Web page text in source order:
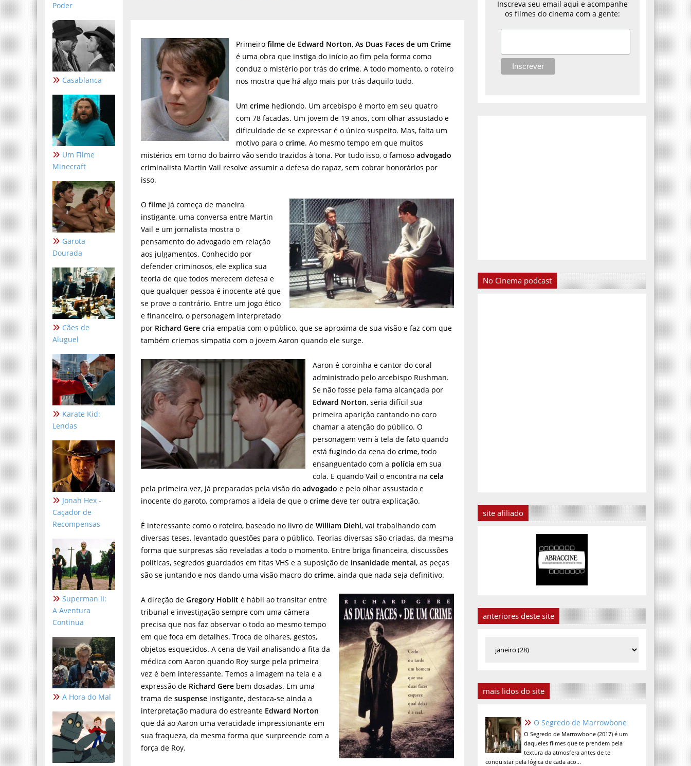
Poder
Casablanca
Um Filme
Minecraft
Garota
Dourada
Cães de
Aluguel
Karate Kid:
Lendas
Jonah Hex -
Caçador de
Recompensas
Superman II:
A Aventura
Continua
A Hora do Mal
Primeirofilme de Edward Norton,As Duas Faces de um Crime
é uma obra que instiga do início ao fim pela forma como
conduz o mistério por trás docrime. A todo momento, o roteiro
nos mostra que há algo mais por trás daquilo tudo.
Umcrime hediondo. Um arcebispo é morto em seu quatro
com 78 facadas. Um jovem de 19 anos, com olhar assustado e
dificuldade de se expressar é o único suspeito. Mas, falta um
motivo para ocrime. Ao mesmo tempo em que muitos
mistérios em torno do bairro vão sendo trazidos à tona. Por tudo isso, o famosoadvogado
criminalista Martin Vail resolve assumir a defesa do rapaz, sem cobrar honorários por
isso.
Ofilme já começa de maneira
instigante, uma conversa entre Martin
Vail e um jornalista mostra o
pensamento do advogado em relação
aos julgamentos. Conhecido por
defender criminosos, ele explica sua
teoria de que todos merecem defesa e
que qualquer pessoa é inocente até que
se prove o contrário. Entre um jogo ético
e financeiro, o personagem interpretado
por Richard Gere cria empatia com o público, que se aproxima de sua visão e faz com que
também criemos simpatia com o jovem Aaron quando ele surge.
Aaron é coroinha e cantor do coral
administrado pelo arcebispo Rushman.
Se não fosse pela fama alcançada por
Edward Norton, seria difícil sua
primeira aparição cantando no coro
chamar a atenção do público. O
personagem vem à tela de fato quando
está fugindo da cena docrime, todo
ensanguentado com a polícia em sua
cola. E quando Vail o encontra nacela
pela primeira vez, já preparados pela visão doadvogado e pelo olhar assustado e
inocente do garoto, compramos a ideia de que ocrime deve ter outra explicação.
É interessante como o roteiro, baseado no livro deWilliam Diehl, vai trabalhando com
diversas teses, levantado questões para o público. Teorias diversas são criadas, da mesma
forma que surpresas são reveladas a todo o momento. Entre briga financeira, discussões
políticas, segredos guardados em fitas VHS e a suposição de insanidade mental, as peças
são se juntando e nos dando uma visão macro docrime, ainda que nada seja definitivo.
A direção deGregory Hoblit é hábil ao transitar entre
tribunal e investigação sempre com uma câmera
precisa que nos faz observar o todo ao mesmo tempo
em que foca em detalhes. Troca de olhares, gestos,
objetos esquecidos. A cena de Vail analisando a fita da
médica com Aaron quando Roy surge pela primeira
vez é bem interessante. Temos a imagem na tela e a
expressão de Richard Gere bem dosadas. Em uma
trama desuspense instigante, destaca-se ainda a
interpretação madura do estreante Edward Norton
que dá ao Aaron uma veracidade impressionante em
sua fraqueza, da mesma forma que surpreende com a
força de Roy.
Inscreva seu email aqui e acompanhe
os filmes do cinema com a gente:
No Cinema podcast
site afiliado
anteriores deste site
mais lidos do site
O Segredo de Marrowbone
O Segredo de Marrowbone (2017) é um
daqueles filmes que te prendem pela
textura da atmosfera antes de te
conquistar pela lógica de cada aco...